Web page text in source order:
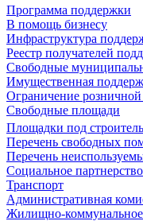
Программа поддержки
В помощь бизнесу
Инфраструктура
Реестр получателей
Свободные
Имущественная
Ограничение
Свободные площади
Площадки под
Перечень свободных
Перечень
Социальное партнерство
Транспорт
Административная
Жилищно-коммунальное